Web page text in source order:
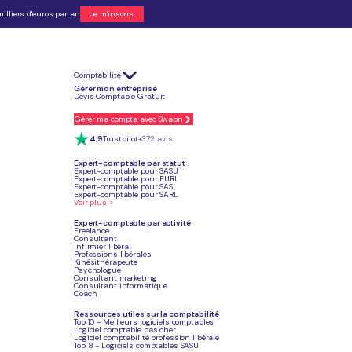
d'euros par an Je m'inscris
Comptabilité
Gérer mon entreprise
Devis Comptable Gratuit
Gérer ma compta avec Swapn
4,9Trustpilot+372 avis
Expert-comptable par statut
Expert-comptable pour SASU
Expert-comptable pour EURL
Expert-comptable pour SAS
Expert-comptable pour SARL
Voir plus >
Expert-comptable par activité
Freelance
Consultant
Infirmier libéral
Professions libérales
Kinésithérapeute
Psychologue
Consultant marketing
Consultant informatique
Coach
Ressources utiles sur la comptabilité
Top 10 - Meilleurs logiciels comptables
Logiciel comptable pas cher
Logiciel comptabilité profession libérale
Top 8 - Logiciels comptables SASU
(micro-entreprise, SASU, EURL…) afin de respecter les
TVA sous certains seuils) et des outils légers comme
est requise, et des solutions commeSwapn,Indy
déléguer entièrement leur comptabilité à un comptable dédié,
gestion des projets, notes de frais et tableaux de bord
des abonnements récurrents et la synchronisation bancaire